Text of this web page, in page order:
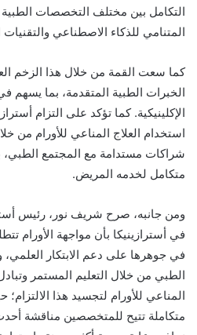
التكامل بين مختلف التخصصات
المتنامي للذكاء الاصطناعي
كما سعت القمة من خلال هذا الزخم
الخبرات الطبية المتقدمة، بما يسهم
الإكلينيكية. كما تؤكد على التزام
استخدام العلاج المناعي للأورام من
شراكات مستدامة مع المجتمع
متكامل لخدمه المريض.
ومن جانبه، صرح شريف نور، رئيس
في أسترازينيكا بأن مواجهة الأورام
في جوهرها على دعم الابتكار العلمي،
الطبي من خلال التعليم المستمر
المناعي للأورام لتجسيد هذا
متكاملة تتيح للمتخصصين مناقشة